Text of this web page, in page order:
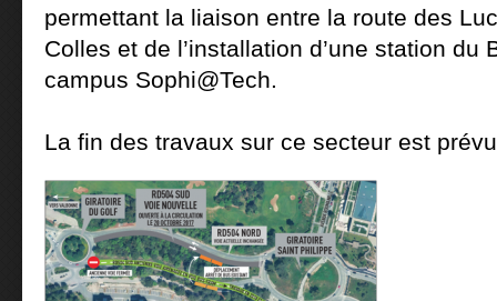
permettant la liaison entre la route des
Colles et de l’installation d’une station du
campus Sophi@Tech.
La fin des travaux sur ce secteur est